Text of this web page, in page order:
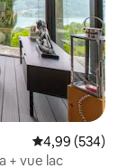
Évaluation
4,99 (534)
+ vue lac